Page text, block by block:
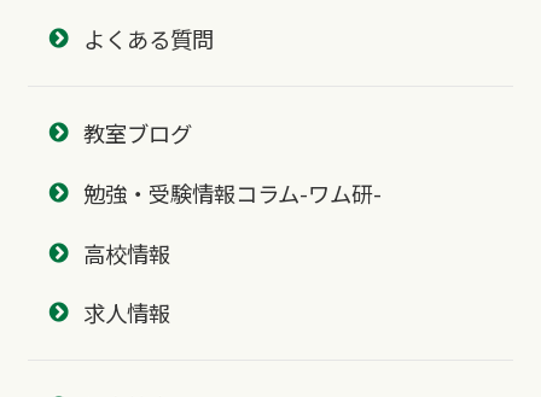
よくある質問
教室ブログ
勉強・受験情報コラム-ワム研-
高校情報
求人情報